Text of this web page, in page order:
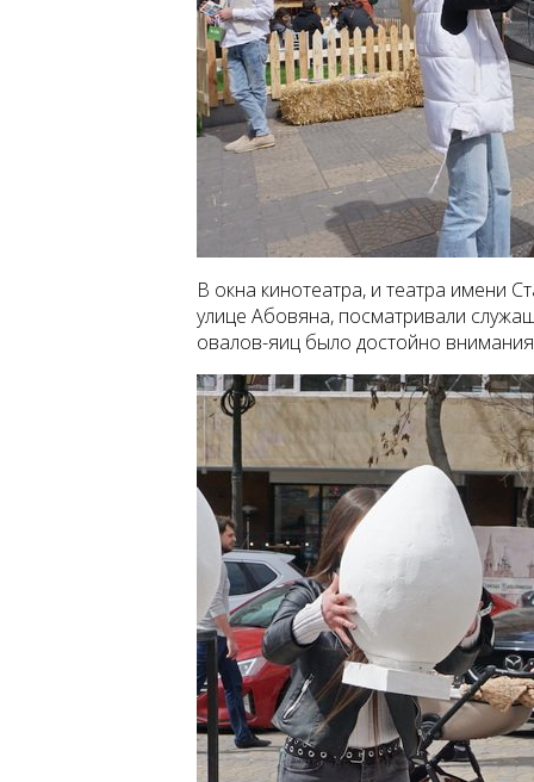
В окна кинотеатра, и театра имени
улице Абовяна, посматривали
овалов-яиц было достойно